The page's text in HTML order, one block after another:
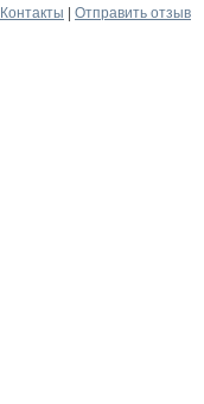
Контакты
Отправить отзыв